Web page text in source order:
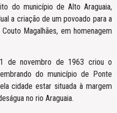
do município de Alto Araguaia,
a criação de um povoado para a
Magalhães, em homenagem
de novembro de 1963 criou o
do município de Ponte
cidade estar situada à margem
no rio Araguaia.